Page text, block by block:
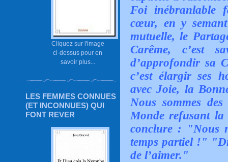
Cliquez sur l'image
ci-dessus pour en
savoir plus...
LES FEMMES CONNUES
(ET INCONNUES) QUI
FONT REVER
Foi inébranlable
cœur, en y
mutuelle, le
Carême, c’est
d’approfondir sa
c’est élargir ses
avec Joie, la
Nous sommes
Monde refusant
conclure : "Nous
temps partiel !"
de l’aimer."